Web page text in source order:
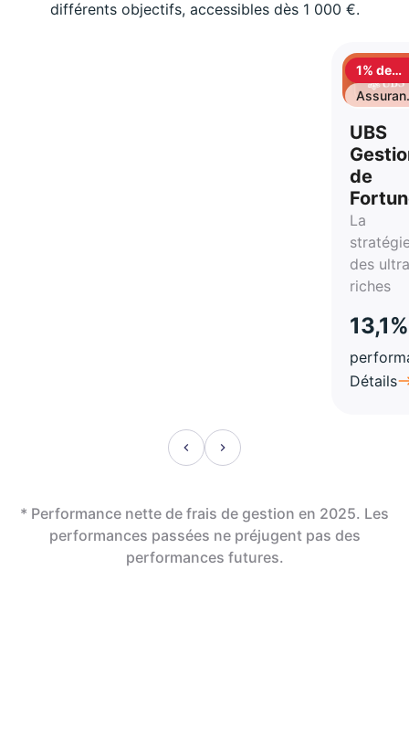
différents objectifs, accessibles dès 1 000 €.
1% de
UBS
de
La
des
riches
13,1%
Détails
* Performance nette de frais de gestion en 2025. Les
performances passées ne préjugent pas des
performances futures.